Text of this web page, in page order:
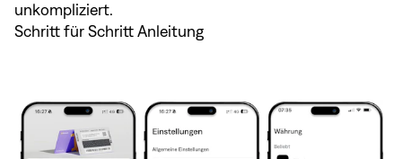
unkompliziert.
Schritt für Schritt Anleitung